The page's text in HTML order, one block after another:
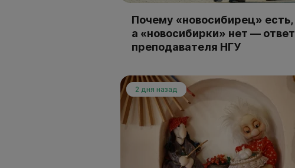
Почему «новосибирец» есть,
а «новосибирки» нет — ответ
преподавателя НГУ
2 дня назад